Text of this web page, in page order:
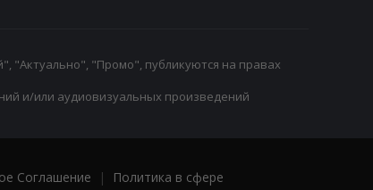
"Актуально", "Промо", публикуются на правах
и/или аудиовизуальных произведений
Соглашение |
Политика в сфере